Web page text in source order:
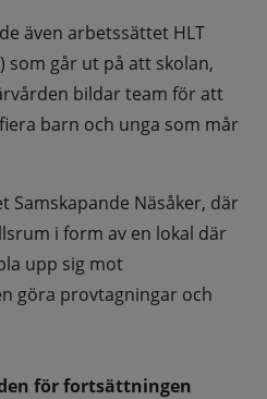
även arbetssättet HLT
som går ut på att skolan,
bildar team för att
barn och unga som mår
Samskapande Näsåker, där
i form av en lokal där
upp sig mot
göra provtagningar och
för fortsättningen